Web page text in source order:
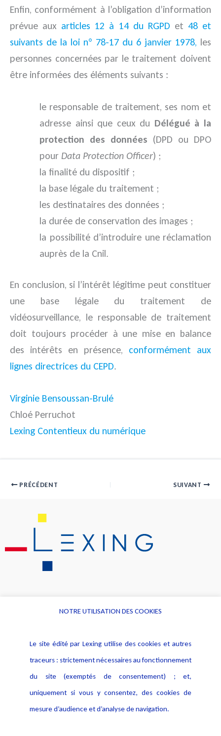
Enfin, conformément à l’obligation d’information
prévue aux articles 12 à 14 du RGPD et 48 et
suivants de la loi n° 78-17 du 6 janvier 1978, les
personnes concernées par le traitement doivent
être informées des éléments suivants :
le responsable de traitement, ses nom et
adresse ainsi que ceux du Délégué à la
protection des données (DPD ou DPO
pour Data Protection Officer) ;
la finalité du dispositif ;
la base légale du traitement ;
les destinataires des données ;
la durée de conservation des images ;
la possibilité d’introduire une réclamation
auprès de la Cnil.
En conclusion, si l’intérêt légitime peut constituer
une base légale du traitement de
vidéosurveillance, le responsable de traitement
doit toujours procéder à une mise en balance
des intérêts en présence, conformément aux
lignes directrices du CEPD.
Virginie Bensoussan-Brulé
Chloé Perruchot
Lexing Contentieux du numérique
PRÉCÉDENT SUIVANT
Alerte professionnelle
Déclaration d'accessibilité
Notice Légale
Politique de protection des
données
Publications
NOTRE UTILISATION DES COOKIES
Le site édité par Lexing utilise des cookies et autres
traceurs : strictement nécessaires au fonctionnement
du site (exemptés de consentement) ; et,
uniquement si vous y consentez, des cookies de
mesure d’audience et d’analyse de navigation.